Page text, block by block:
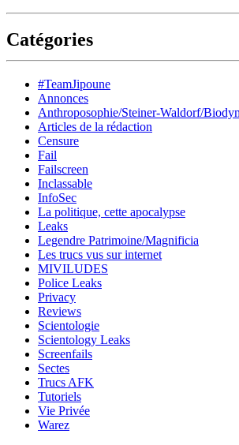
Catégories
#TeamJipoune
Annonces
Anthroposophie/Steiner-Waldorf/
Articles de la rédaction
Censure
Fail
Failscreen
Inclassable
InfoSec
La politique, cette apocalypse
Leaks
Legendre Patrimoine/Magnificia
Les trucs vus sur internet
MIVILUDES
Police Leaks
Privacy
Reviews
Scientologie
Scientology Leaks
Screenfails
Sectes
Trucs AFK
Tutoriels
Vie Privée
Warez